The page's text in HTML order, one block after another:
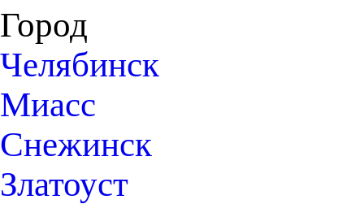
Город
Челябинск
Миасс
Снежинск
Златоуст